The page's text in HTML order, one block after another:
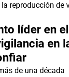
reproducción de
líder en el
en
de una década